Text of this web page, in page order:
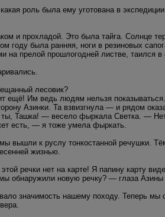
роль была ему уготована в
и прохладой. Это была тайга. Солнце
году была ранняя, ноги в резиновых
на прелой прошлогодней листве, таился
лесовик?
ещё! Им ведь людям нельзя
Азинки. Та взвизгнула — и рядом
Ташка! — весело фыркала Светка. — Нет
есть, — я тоже умела фыркать.
мы вышли к руслу тонкостанной речушки.
жизнью.
речки нет на карте! Я папину карту
обнаружили новую речку? — глаза Азины
значимость нашему походу. Теперь